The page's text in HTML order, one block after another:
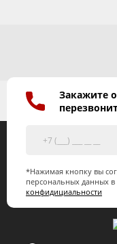
Закажите
*Нажимая кнопку вы
персональных данных в
конфидициальности